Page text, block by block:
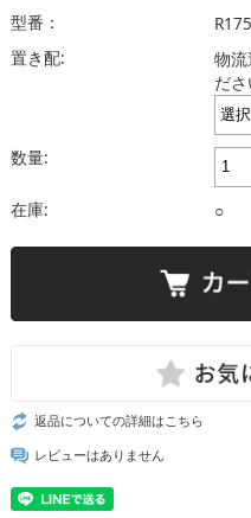
型番：
置き配:
物流
ださ
数量:
在庫:
○
返品についての詳細はこちら
レビューはありません